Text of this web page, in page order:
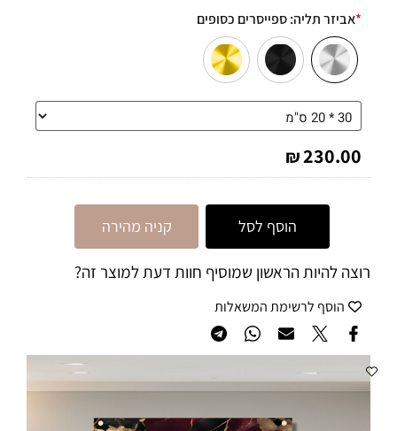
*אביזר תליה:ספייסרים כסופים
₪230.00
הוסף לסל קניה מהירה
רוצה להיות הראשון שמוסיף חוות דעת למוצר זה?
הוסף לרשימת המשאלות